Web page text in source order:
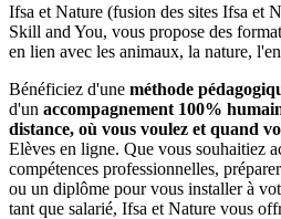
Ifsa et Nature (fusion des sites Ifsa et
Skill and You, vous propose des
en lien avec les animaux, la nature,
Bénéficiez d'une méthode
d'un accompagnement 100%
distance, où vous voulez et quand
Elèves en ligne. Que vous souhaitiez
compétences professionnelles,
ou un diplôme pour vous installer à
tant que salarié, Ifsa et Nature vous